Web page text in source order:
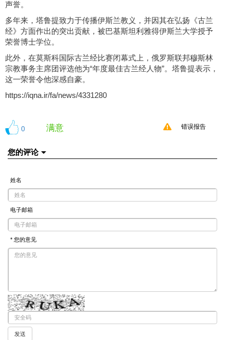
声誉。
多年来，塔鲁提致力于传播伊斯兰教义，并因其在弘扬《古兰
经》方面作出的突出贡献，被巴基斯坦利雅得伊斯兰大学授予
荣誉博士学位。
此外，在莫斯科国际古兰经比赛闭幕式上，俄罗斯联邦穆斯林
宗教事务主席团评选他为“年度最佳古兰经人物”。塔鲁提表示，
这一荣誉令他深感自豪。
https://iqna.ir/fa/news/4331280
0 满意 错误报告
您的评论
姓名
电子邮箱
* 您的意见